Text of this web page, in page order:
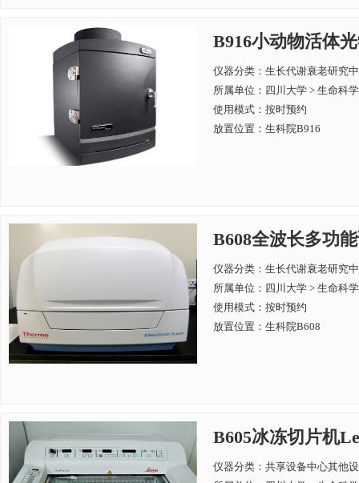
B916小动物活体
仪器分类：生长代谢衰老研究
所属单位： 四川大学 > 生命科
使用模式：按时预约
放置位置：生科院B916
B608全波长多功
仪器分类：生长代谢衰老研究
所属单位： 四川大学 > 生命科
使用模式：按时预约
放置位置：生科院B608
B605冰冻切片机
仪器分类：共享设备中心其他